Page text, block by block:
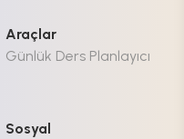
Araçlar
Günlük Ders Planlayıcı
Sosyal